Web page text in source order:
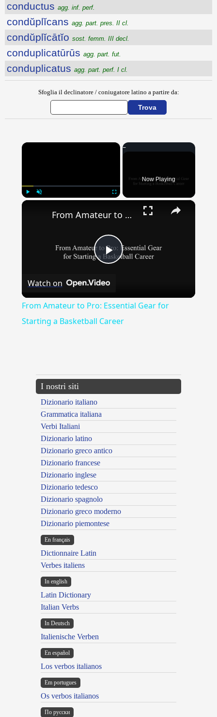
conductus agg. inf. perf.
condŭplĭcans agg. part. pres. II cl.
condŭplĭcātĭo sost. femm. III decl.
conduplicatūrūs agg. part. fut.
conduplicatus agg. part. perf. I cl.
Sfoglia il declinatore / coniugatore latino a partire da:
×
Now Playing
×
Play
From Amateur to Pro: Essential Gear for Starting a Basketball Career
Watch on
From Amateur to Pro: Essential Gear for
Starting a Basketball Career
I nostri siti
Dizionario italiano
Grammatica italiana
Verbi Italiani
Dizionario latino
Dizionario greco antico
Dizionario francese
Dizionario inglese
Dizionario tedesco
Dizionario spagnolo
Dizionario greco moderno
Dizionario piemontese
En français
Dictionnaire Latin
Verbes italiens
In english
Latin Dictionary
Italian Verbs
In Deutsch
Italienische Verben
En español
Los verbos italianos
Em portugues
Os verbos italianos
По русски